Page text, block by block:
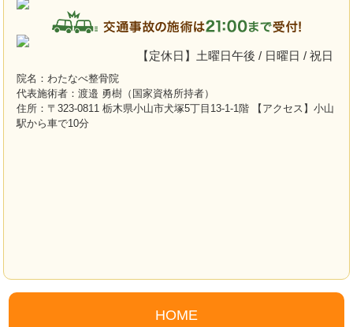
【定休日】土曜日午後 / 日曜日 / 祝日
院名：わたなべ整骨院
代表施術者：渡邉 勇樹（国家資格所持者）
住所：〒323-0811 栃木県小山市犬塚5丁目13-1-1階 【アクセス】小山
駅から車で10分
HOME